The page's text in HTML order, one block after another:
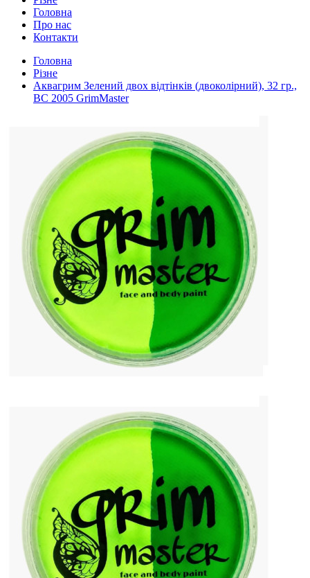
Головна
Про нас
Контакти
Головна
Різне
Аквагрим Зелений двох відтінків (двоколірний), 32 гр.,
BC 2005 GrimMaster